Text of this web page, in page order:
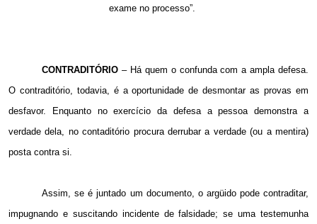
exame no processo”.
CONTRADITÓRIO – Há quem o confunda com a ampla defesa.
O contraditório, todavia, é a oportunidade de desmontar as provas em
desfavor. Enquantono exercício da defesa a pessoa demonstra a
verdade dela, no contaditório procura derrubar a verdade (ou a mentira)
posta contra si.
Assim, se é juntado um documento, o argüido pode contraditar,
impugnando e suscitando incidente de falsidade; se uma testemunha